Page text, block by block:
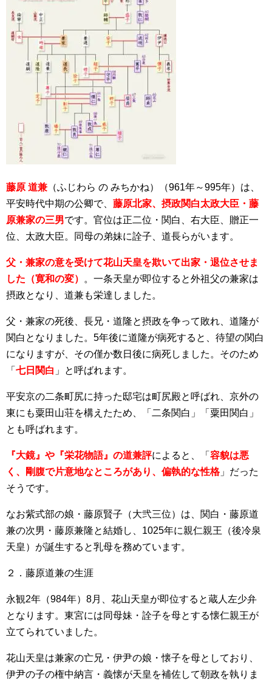
藤原 道兼 （ふじわら の みちかね）（961年～995年）は、
平安時代中期の公卿で、 藤原北家、摂政関白太政大臣・藤
原兼家の三男です。官位は正二位・関白、右大臣、贈正一
位、太政大臣。同母の弟妹に詮子、道長らがいます。
父・兼家の意を受けて花山天皇を欺いて出家・退位させま
した（寛和の変）
。一条天皇が即位すると外祖父の兼家は
摂政となり、道兼も栄達しました。
父・兼家の死後、長兄・道隆と摂政を争って敗れ、道隆が
関白となりました。5年後に道隆が病死すると、待望の関白
になりますが、その僅か数日後に病死しました。そのため
「 七日関白 」と呼ばれます。
平安京の二条町尻に持った邸宅は町尻殿と呼ばれ、京外の
東にも粟田山荘を構えたため、「二条関白」「粟田関白」
とも呼ばれます。
『大鏡』や『栄花物語』の道兼評によると、「 容貌は悪
く、剛腹で片意地なところがあり、偏執的な性格」だった
そうです。
なお紫式部の娘・藤原賢子（大弐三位）は、関白・藤原道
兼の次男・藤原兼隆と結婚し、1025年に親仁親王（後冷泉
天皇）が誕生すると乳母を務めています。
２．藤原道兼の生涯
永観2年（984年）8月、花山天皇が即位すると蔵人左少弁
となります。東宮には同母妹・詮子を母とする懐仁親王が
立てられていました。
花山天皇は兼家の亡兄・伊尹の娘・懐子を母としており、
伊尹の子の権中納言・義懐が天皇を補佐して朝政を執りま